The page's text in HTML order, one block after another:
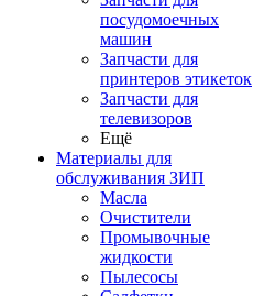
посудомоечных
машин
Запчасти для
принтеров этикеток
Запчасти для
телевизоров
Ещё
Материалы для
обслуживания ЗИП
Масла
Очистители
Промывочные
жидкости
Пылесосы